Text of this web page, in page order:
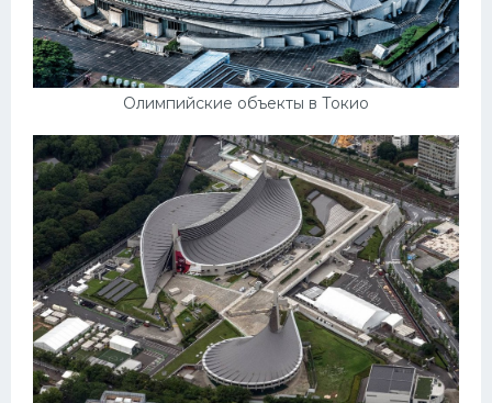
Олимпийские объекты в Токио